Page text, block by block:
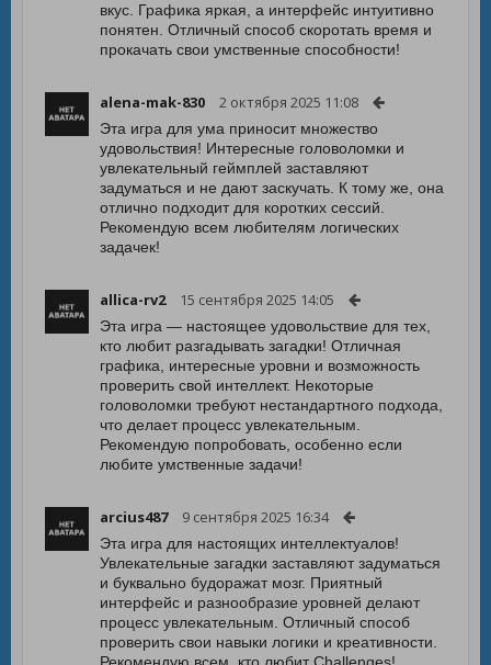
вкус. Графика яркая, а интерфейс интуитивно
понятен. Отличный способ скоротать время и
прокачать свои умственные способности!
alena-mak-830 2 октября 2025 11:08
Эта игра для ума приносит множество
удовольствия! Интересные головоломки и
увлекательный геймплей заставляют
задуматься и не дают заскучать. К тому же, она
отлично подходит для коротких сессий.
Рекомендую всем любителям логических
задачек!
allica-rv2 15 сентября 2025 14:05
Эта игра — настоящее удовольствие для тех,
кто любит разгадывать загадки! Отличная
графика, интересные уровни и возможность
проверить свой интеллект. Некоторые
головоломки требуют нестандартного подхода,
что делает процесс увлекательным.
Рекомендую попробовать, особенно если
любите умственные задачи!
arcius487 9 сентября 2025 16:34
Эта игра для настоящих интеллектуалов!
Увлекательные загадки заставляют задуматься
и буквально будоражат мозг. Приятный
интерфейс и разнообразие уровней делают
процесс увлекательным. Отличный способ
проверить свои навыки логики и креативности.